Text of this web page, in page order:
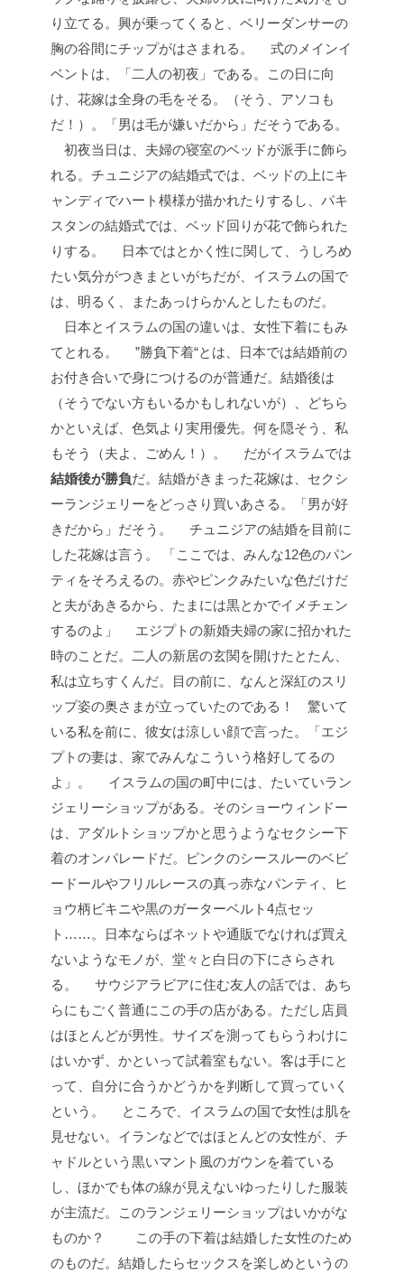
り立てる。興が乗ってくると、ベリーダンサーの
胸の谷間にチップがはさまれる。
式のメインイ
ベントは、「二人の初夜」である。この日に向
け、花嫁は全身の毛をそる。（そう、アソコも
だ！）。「男は毛が嫌いだから」だそうである。
初夜当日は、夫婦の寝室のベッドが派手に飾ら
れる。チュニジアの結婚式では、ベッドの上にキ
ャンディでハート模様が描かれたりするし、パキ
スタンの結婚式では、ベッド回りが花で飾られた
りする。
日本ではとかく性に関して、うしろめ
たい気分がつきまといがちだが、イスラムの国で
は、明るく、またあっけらかんとしたものだ。
日本とイスラムの国の違いは、女性下着にもみ
てとれる。
”勝負下着“とは、日本では結婚前の
お付き合いで身につけるのが普通だ。結婚後は
（そうでない方もいるかもしれないが）、どちら
かといえば、色気より実用優先。何を隠そう、私
もそう（夫よ、ごめん！）。
だがイスラムでは
結婚後が勝負だ。結婚がきまった花嫁は、セクシ
ーランジェリーをどっさり買いあさる。「男が好
きだから」だそう。
チュニジアの結婚を目前に
した花嫁は言う。
「ここでは、みんな12色のパン
ティをそろえるの。赤やピンクみたいな色だけだ
と夫があきるから、たまには黒とかでイメチェン
するのよ」
エジプトの新婚夫婦の家に招かれた
時のことだ。二人の新居の玄関を開けたとたん、
私は立ちすくんだ。目の前に、なんと深紅のスリ
ップ姿の奥さまが立っていたのである！ 驚いて
いる私を前に、彼女は涼しい顔で言った。「エジ
プトの妻は、家でみんなこういう格好してるの
よ」。
イスラムの国の町中には、たいていラン
ジェリーショップがある。そのショーウィンドー
は、アダルトショップかと思うようなセクシー下
着のオンパレードだ。ピンクのシースルーのベビ
ードールやフリルレースの真っ赤なパンティ、ヒ
ョウ柄ビキニや黒のガーターベルト4点セッ
ト……。日本ならばネットや通販でなければ買え
ないようなモノが、堂々と白日の下にさらされ
る。
サウジアラビアに住む友人の話では、あち
らにもごく普通にこの手の店がある。ただし店員
はほとんどが男性。サイズを測ってもらうわけに
はいかず、かといって試着室もない。客は手にと
って、自分に合うかどうかを判断して買っていく
という。
ところで、イスラムの国で女性は肌を
見せない。イランなどではほとんどの女性が、チ
ャドルという黒いマント風のガウンを着ている
し、ほかでも体の線が見えないゆったりした服装
が主流だ。このランジェリーショップはいかがな
ものか？
この手の下着は結婚した女性のため
のものだ。結婚したらセックスを楽しめというの